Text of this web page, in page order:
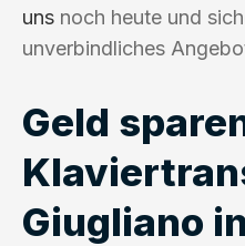
uns noch heute und
unverbindliches
Geld
Giugliano in